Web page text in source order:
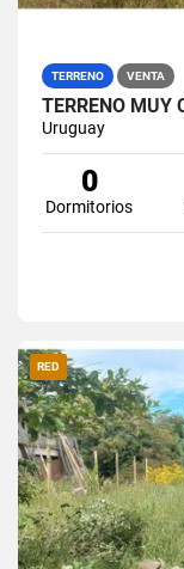
TERRENO VENTA
Uruguay
0
Dormitorios
RED